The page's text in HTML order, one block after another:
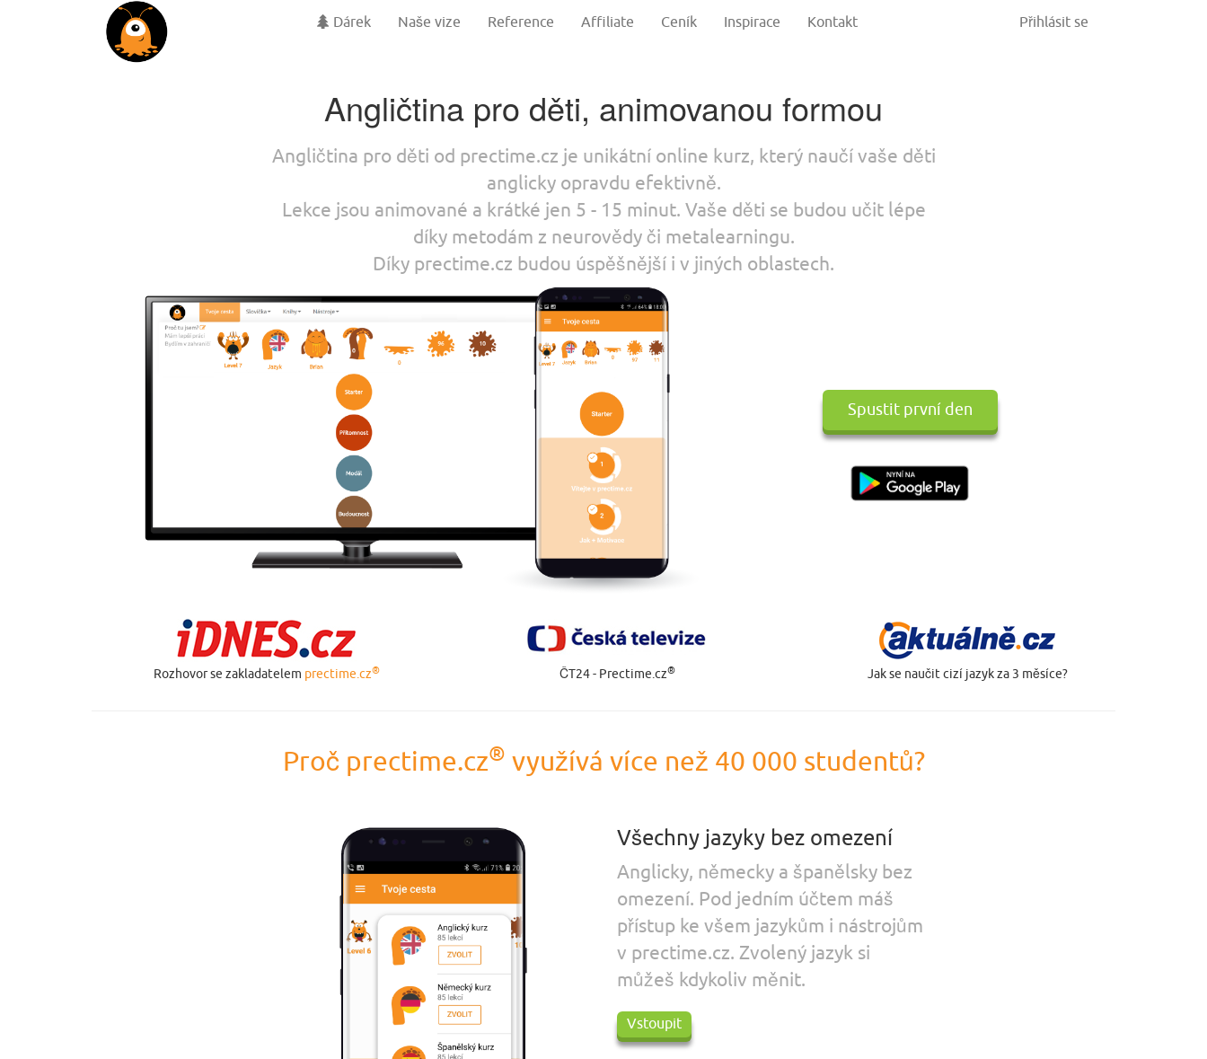
Dárek Naše vize Reference Affiliate Ceník Inspirace Kontakt Přihlásit se
Angličtina pro děti, animovanou formou
Angličtina pro děti od prectime.cz je unikátní online kurz, který naučí vaše děti
anglicky opravdu efektivně.
Lekce jsou animované a krátké jen 5 - 15 minut. Vaše děti se budou učit lépe
díky metodám z neurovědy či metalearningu.
Díky prectime.cz budou úspěšnější i v jiných oblastech.
Spustit první den
Rozhovor se zakladatelem prectime.cz® ČT24 - Prectime.cz® Jak se naučit cizí jazyk za 3 měsíce?
Proč prectime.cz® využívá více než 40 000 studentů?
Všechny jazyky bez omezení
Anglicky, německy a španělsky bez
omezení. Pod jedním účtem máš
přístup ke všem jazykům i nástrojům
v prectime.cz. Zvolený jazyk si
můžeš kdykoliv měnit.
Vstoupit